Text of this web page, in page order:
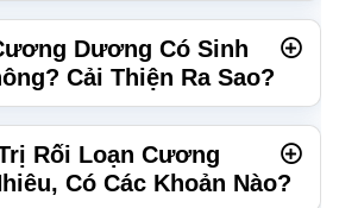
Dương Có Sinh
Cải Thiện Ra Sao?
Rối Loạn Cương
Có Các Khoản Nào?